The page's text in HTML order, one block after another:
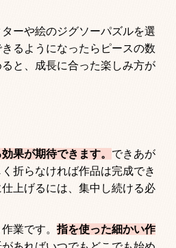
ーや絵のジグソーパズルを選
るようになったらピースの数
と、成長に合った楽しみ方が
果が期待できます。 できあが
折らなければ作品は完成でき
上げるには、集中し続ける必
業です。指を使った細かい作